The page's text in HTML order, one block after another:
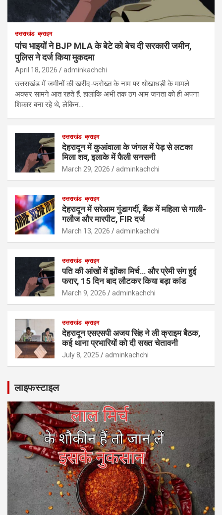
उत्तराखंड क्राइम
पांच भाइयों ने BJP MLA के बेटे को बेच दी सरकारी जमीन,
पुलिस ने दर्ज किया मुकदमा
April 18, 2026 adminkachchi
उत्तराखंड में जमीनों की खरीद-फरोख्त के नाम पर धोखाधड़ी के मामले
अक्सर सामने आत रहते हैं. हालांकि अभी तक ठग आम जनता को ही अपना
शिकार बना रहे थे, लेकिन…
उत्तराखंड क्राइम
देहरादून में कुआंवाला के जंगल में पेड़ से लटका
मिला शव, इलाके में फैली सनसनी
March 29, 2026 adminkachchi
उत्तराखंड क्राइम
देहरादून में सरेआम गुंडागर्दी, बैंक में महिला से गाली-
गलौज और मारपीट, FIR दर्ज
March 13, 2026 adminkachchi
उत्तराखंड क्राइम
पति की आंखों में झोंका मिर्च… और प्रेमी संग हुई
फरार, 15 दिन बाद लौटकर किया बड़ा कांड
March 9, 2026 adminkachchi
उत्तराखंड क्राइम
देहरादून एसएसपी अजय सिंह ने ली क्राइम बैठक,
कई थाना प्रभारियों को दी सख्त चेतावनी
July 8, 2025 adminkachchi
लाइफस्टाइल